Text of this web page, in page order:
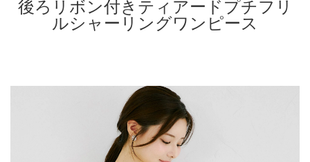
後ろリボン付きティアードプチフリ
ルシャーリングワンピース